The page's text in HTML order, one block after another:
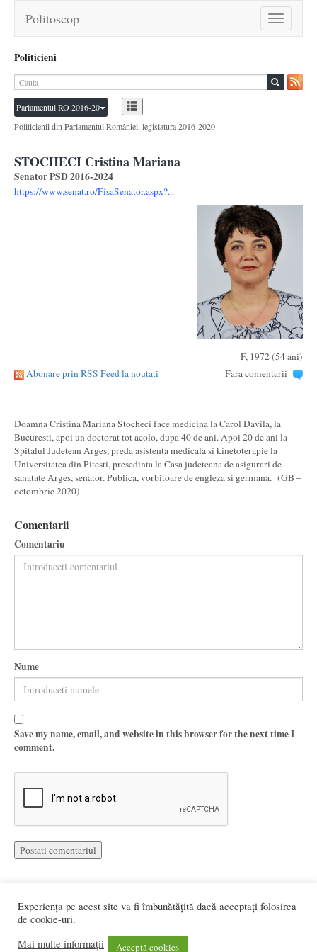
Toggle
navigation
Politoscop
Politicieni
Parlamentul RO 2016-20
Politicienii din Parlamentul României, legislatura 2016-2020
STOCHECI Cristina Mariana
Senator PSD 2016-2024
https://www.senat.ro/FisaSenator.aspx?...
F, 1972 (54 ani)
Abonare prin RSS Feed la noutati
Fara comentarii
Doamna Cristina Mariana Stocheci face medicina la Carol Davila, la
Bucuresti, apoi un doctorat tot acolo, dupa 40 de ani. Apoi 20 de ani la
Spitalul Judetean Arges, preda asistenta medicala si kinetoterapie la
Universitatea din Pitesti, presedinta la Casa judeteana de asigurari de
sanatate Arges, senator. Publica, vorbitoare de engleza si germana. (GB –
octombrie 2020)
Comentarii
Comentariu
Nume
Save my name, email, and website in this browser for the next time I
comment.
Web design si programare:UDRAM Software
Experiența pe acest site va fi îmbunătățită dacă acceptați folosirea
de cookie-uri.
Mai multe informații
Acceptă cookies